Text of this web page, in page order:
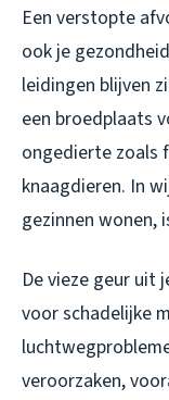
Een verstopte
ook je
leidingen blijven
een broedplaats
ongedierte zoals
knaagdieren. In
gezinnen wonen,
De vieze geur uit
voor schadelijke
veroorzaken,